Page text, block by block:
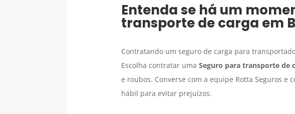
Entenda se há um
transporte de carga em
Contratando um seguro de carga para
Escolha contratar uma Seguro para transporte de
e roubos. Converse com a equipe Rotta Seguros
hábil para evitar prejuízos.